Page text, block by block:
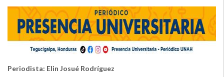
Periodista: Elin Josué Rodríguez